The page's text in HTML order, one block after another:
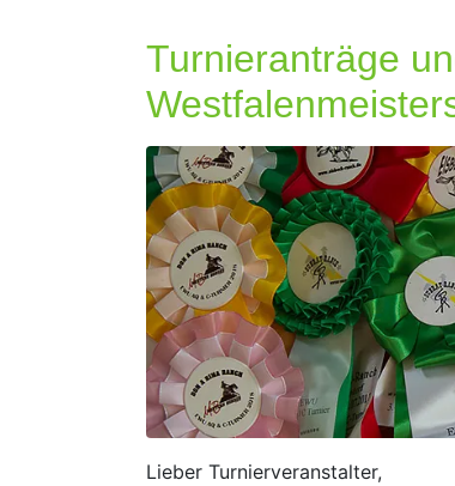
Turnieranträge
Lieber Turnierveranstalter,